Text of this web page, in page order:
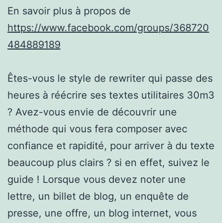
En savoir plus à propos de
https://www.facebook.com/groups/368720
484889189
Êtes-vous le style de rewriter qui passe des
heures à réécrire ses textes utilitaires 30m3
? Avez-vous envie de découvrir une
méthode qui vous fera composer avec
confiance et rapidité, pour arriver à du texte
beaucoup plus clairs ? si en effet, suivez le
guide ! Lorsque vous devez noter une
lettre, un billet de blog, un enquête de
presse, une offre, un blog internet, vous